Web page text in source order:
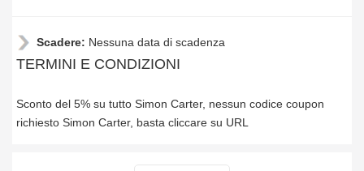
Scadere: Nessuna data di scadenza
TERMINI E CONDIZIONI
Sconto del 5% su tutto Simon Carter, nessun codice coupon
richiesto Simon Carter, basta cliccare su URL